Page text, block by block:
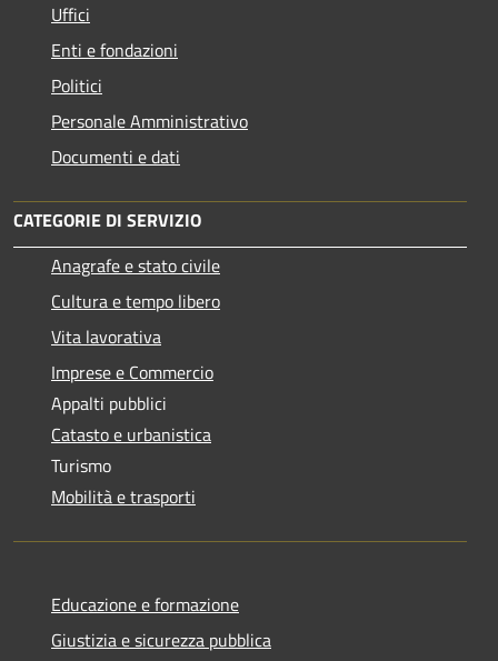
Uffici
Enti e fondazioni
Politici
Personale Amministrativo
Documenti e dati
CATEGORIE DI SERVIZIO
Anagrafe e stato civile
Cultura e tempo libero
Vita lavorativa
Imprese e Commercio
Appalti pubblici
Catasto e urbanistica
Turismo
Mobilità e trasporti
Educazione e formazione
Giustizia e sicurezza pubblica